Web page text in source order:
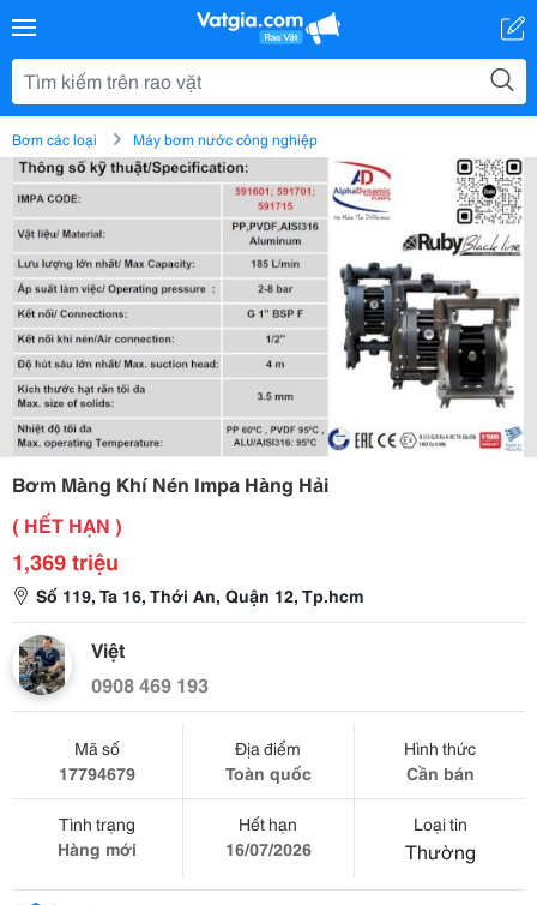
Bơm các loại Máy bơm nước công nghiệp
Bơm Màng Khí Nén Impa Hàng Hải
( HẾT HẠN )
1,369 triệu
Số 119, Ta 16, Thới An, Quận 12, Tp.hcm
Việt
0908 469 193
Mã số
17794679
Địa điểm
Toàn quốc
Hình thức
Cần bán
Tình trạng
Hàng mới
Hết hạn
16/07/2026
Loại tin
Thường